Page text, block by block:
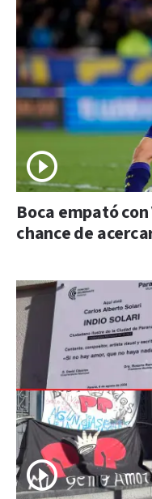
Boca empató
chance de